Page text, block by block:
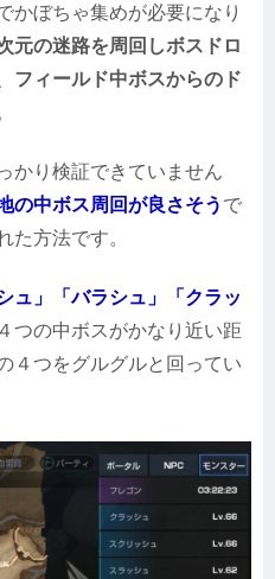
かぼちゃ集めが必要になり
元の迷路を周回しボスドロ
フィールド中ボスからのド
かり検証できていません
の中ボス周回が良さそう で
た方法です。
ュ」「バラシュ」「クラッ
つの中ボスがかなり近い距
４つをグルグルと回ってい